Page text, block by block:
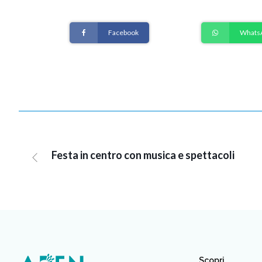
Facebook
Festa in centro con musica e spettacoli
Scopri